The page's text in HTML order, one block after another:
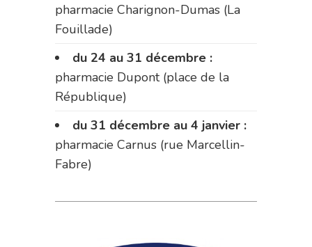
pharmacie Charignon-Dumas (La
Fouillade)
du 24 au 31 décembre :
pharmacie Dupont (place de la
République)
du 31 décembre au 4 janvier :
pharmacie Carnus (rue Marcellin-
Fabre)